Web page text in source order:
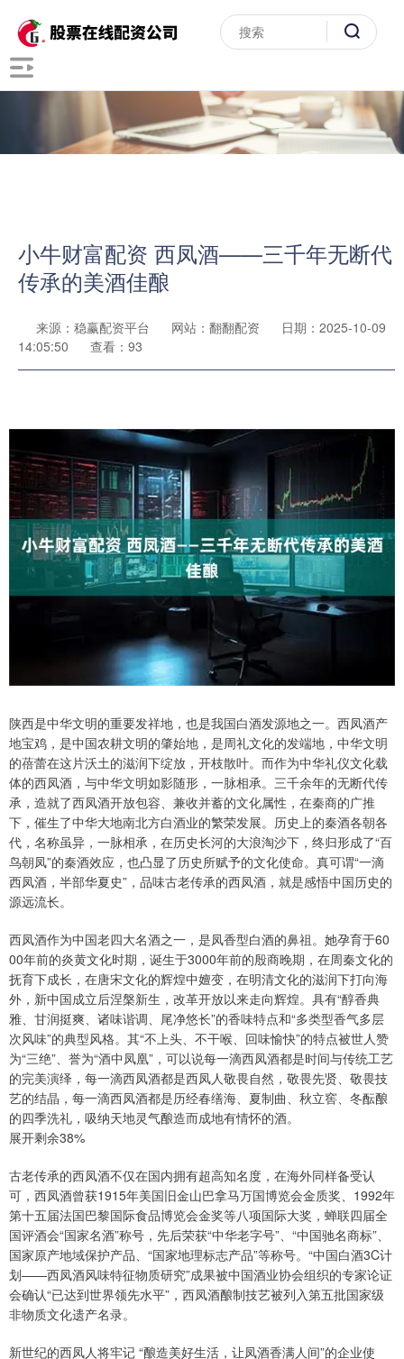
小牛财富配资 西凤酒——三千年无断代
传承的美酒佳酿
来源：稳赢配资平台 网站：翻翻配资
日期：2025-10-09
14:05:50
查看：93
陕西是中华文明的重要发祥地，也是我国白酒发源地之一。西凤酒产
地宝鸡，是中国农耕文明的肇始地，是周礼文化的发端地，中华文明
的蓓蕾在这片沃土的滋润下绽放，开枝散叶。而作为中华礼仪文化载
体的西凤酒，与中华文明如影随形，一脉相承。三千余年的无断代传
承，造就了西凤酒开放包容、兼收并蓄的文化属性，在秦商的广推
下，催生了中华大地南北方白酒业的繁荣发展。历史上的秦酒各朝各
代，名称虽异，一脉相承，在历史长河的大浪淘沙下，终归形成了“百
鸟朝凤”的秦酒效应，也凸显了历史所赋予的文化使命。真可谓“一滴
西凤酒，半部华夏史”，品味古老传承的西凤酒，就是感悟中国历史的
源远流长。
西凤酒作为中国老四大名酒之一，是凤香型白酒的鼻祖。她孕育于60
00年前的炎黄文化时期，诞生于3000年前的殷商晚期，在周秦文化的
抚育下成长，在唐宋文化的辉煌中嬗变，在明清文化的滋润下打向海
外，新中国成立后涅槃新生，改革开放以来走向辉煌。具有“醇香典
雅、甘润挺爽、诸味谐调、尾净悠长”的香味特点和“多类型香气多层
次风味”的典型风格。其“不上头、不干喉、回味愉快”的特点被世人赞
为“三绝”、誉为“酒中凤凰”，可以说每一滴西凤酒都是时间与传统工艺
的完美演绎，每一滴西凤酒都是西凤人敬畏自然，敬畏先贤、敬畏技
艺的结晶，每一滴西凤酒都是历经春缮海、夏制曲、秋立窖、冬酝酿
的四季洗礼，吸纳天地灵气酿造而成地有情怀的酒。
展开剩余38%
古老传承的西凤酒不仅在国内拥有超高知名度，在海外同样备受认
可，西凤酒曾获1915年美国旧金山巴拿马万国博览会金质奖、1992年
第十五届法国巴黎国际食品博览会金奖等八项国际大奖，蝉联四届全
国评酒会“国家名酒”称号，先后荣获“中华老字号”、“中国驰名商标”、
国家原产地域保护产品、“国家地理标志产品”等称号。“中国白酒3C计
划——西凤酒风味特征物质研究”成果被中国酒业协会组织的专家论证
会确认“已达到世界领先水平”，西凤酒酿制技艺被列入第五批国家级
非物质文化遗产名录。
新世纪的西凤人将牢记 “酿造美好生活，让凤酒香满人间”的企业使